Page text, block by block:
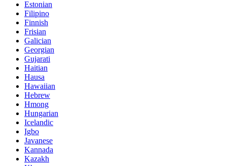
Estonian
Filipino
Finnish
Frisian
Galician
Georgian
Gujarati
Haitian
Hausa
Hawaiian
Hebrew
Hmong
Hungarian
Icelandic
Igbo
Javanese
Kannada
Kazakh